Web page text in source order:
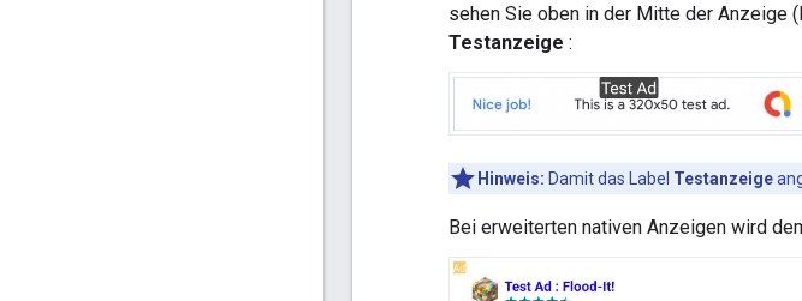
sehen Sie oben in der Mitte der Anzeige
Testanzeige :
Hinweis: Damit das Label Testanzeige
Bei erweiterten nativen Anzeigen wird